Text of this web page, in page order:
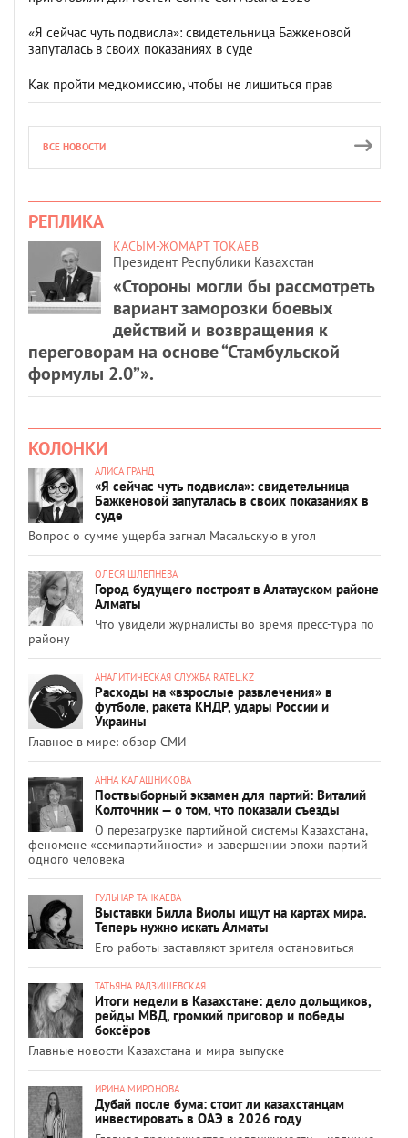
«Я сейчас чуть подвисла»: свидетельница Бажкеновой
запуталась в своих показаниях в суде
Как пройти медкомиссию, чтобы не лишиться прав
ВСЕ НОВОСТИ
РЕПЛИКА
КАСЫМ-ЖОМАРТ ТОКАЕВ
Президент Республики Казахстан
«Стороны могли бы рассмотреть
вариант заморозки боевых
действий и возвращения к
переговорам на основе “Стамбульской
формулы 2.0”».
КОЛОНКИ
АЛИСА ГРАНД
«Я сейчас чуть подвисла»: свидетельница
Бажкеновой запуталась в своих показаниях в
суде
Вопрос о сумме ущерба загнал Масальскую в угол
ОЛЕСЯ ШЛЕПНЕВА
Город будущего построят в Алатауском районе
Алматы
Что увидели журналисты во время пресс-тура по
району
АНАЛИТИЧЕСКАЯ СЛУЖБА RATEL.KZ
Расходы на «взрослые развлечения» в
футболе, ракета КНДР, удары России и
Украины
Главное в мире: обзор СМИ
АННА КАЛАШНИКОВА
Поствыборный экзамен для партий: Виталий
Колточник — о том, что показали съезды
О перезагрузке партийной системы Казахстана,
феномене «семипартийности» и завершении эпохи партий
одного человека
ГУЛЬНАР ТАНКАЕВА
Выставки Билла Виолы ищут на картах мира.
Теперь нужно искать Алматы
Его работы заставляют зрителя остановиться
ТАТЬЯНА РАДЗИШЕВСКАЯ
Итоги недели в Казахстане: дело дольщиков,
рейды МВД, громкий приговор и победы
боксёров
Главные новости Казахстана и мира выпуске
ИРИНА МИРОНОВА
Дубай после бума: стоит ли казахстанцам
инвестировать в ОАЭ в 2026 году